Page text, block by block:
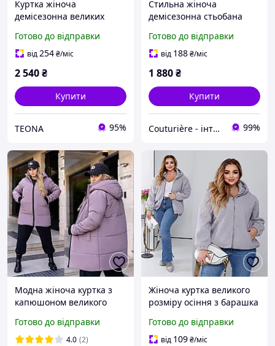
Куртка жіноча
демісезонна великих
56-70
Готово до відправки
від254₴/міс
2 540₴
Купити
ТEONA 95%
Стильна жіноча
демісезонна стьобана
великого розміру
Готово до відправки
від 188₴/міс
1 880₴
Купити
Couturière - інтернет магазин жіночого одягу 99%
Модна жіноча куртка з
капюшоном великого
Готово до відправки
4.0 (2)
Жіноча куртка великого
розміру осіння з барашка
капюшоном
Готово до відправки
від 109₴/міс